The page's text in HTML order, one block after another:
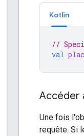
Kotlin
//
val
Accéder
Une fois
requête. Si